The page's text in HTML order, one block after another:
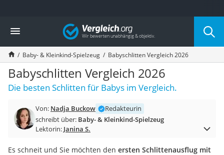
Die beliebtesten Vergleiche nach Kategorie
Kind & Baby
Babyphone mit 2 Kameras
Walkie-Talkie Kinder
Kindermatratzen
Babywippe
Rollschuhe für Kinder
Laufrad
Kinderschubkarre
Kinderuhr
Vergleich
Baby- & Kleinkind-Spielzeug Babyschlitten Vergleich 2026
Babyschlitten Vergleich 2026
Die besten Schlitten für Babys im Vergleich.
Von: Nadja Buckow
Redakteurin
schreibt über: Baby- & Kleinkind-Spielzeug
Lektorin: Janina S.
Es schneit und Sie möchten den ersten Schlittenausflug mit